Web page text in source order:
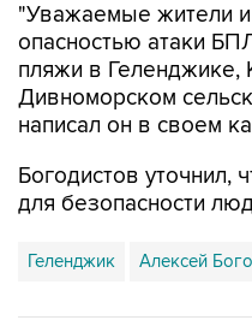
"Уважаемые жители и
опасностью атаки
пляжи в Геленджике,
Дивноморском
написал он в своем
Богодистов уточнил,
для безопасности
Геленджик Алексей